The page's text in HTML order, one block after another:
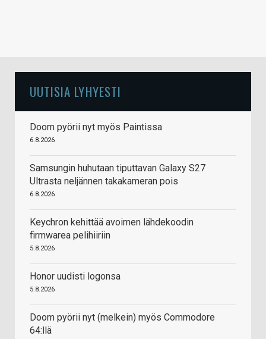
UUTISIA LYHYESTI
Doom pyörii nyt myös Paintissa
6.8.2026
Samsungin huhutaan tiputtavan Galaxy S27
Ultrasta neljännen takakameran pois
6.8.2026
Keychron kehittää avoimen lähdekoodin
firmwarea pelihiiriin
5.8.2026
Honor uudisti logonsa
5.8.2026
Doom pyörii nyt (melkein) myös Commodore
64:llä